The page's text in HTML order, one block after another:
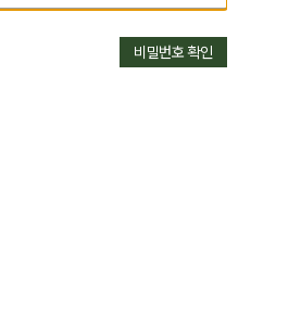
비밀번호 확인